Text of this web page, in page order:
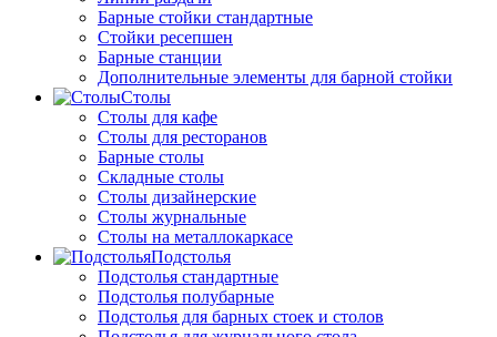
Барные стойки стандартные
Стойки ресепшен
Барные станции
Дополнительные элементы для барной стойки
Столы
Столы для кафе
Столы для ресторанов
Барные столы
Складные столы
Столы дизайнерские
Столы журнальные
Столы на металлокаркасе
Подстолья
Подстолья стандартные
Подстолья полубарные
Подстолья для барных стоек и столов